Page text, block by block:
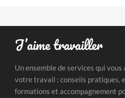
J’aime travailler
Un ensemble de services qui
votre travail : conseils pratiques,
formations et accompagnement